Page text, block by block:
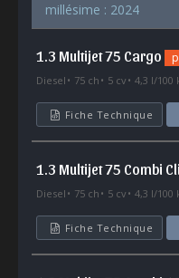
millésime : 2024
1.3 Multijet 75 Cargo
Diesel 75 ch 5 cv 4,3 l/100
Fiche Technique
1.3 Multijet 75 Combi
Diesel 75 ch 5 cv 4,3 l/100
Fiche Technique